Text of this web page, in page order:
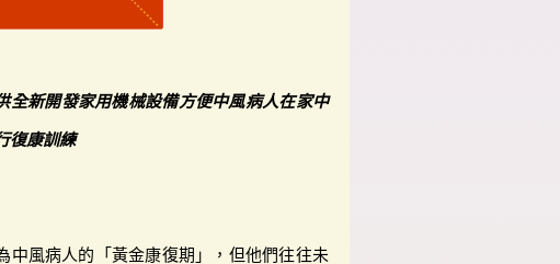
全新開發家用機械設備方便中風病人在家中
復康訓練
中風病人的「黃金康復期」，但他們往往未